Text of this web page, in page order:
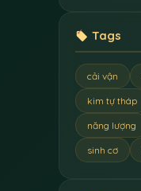
Tags
cải vận
kim tự tháp
năng lượng
sinh cơ